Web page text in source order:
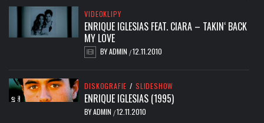
VIDEOKLIPY
ENRIQUE IGLESIAS FEAT. CIARA – TAKIN‘ BACK
MY LOVE
BYADMIN /12.11.2010
DISKOGRAFIE / SLIDESHOW
ENRIQUE IGLESIAS (1995)
BYADMIN /12.11.2010